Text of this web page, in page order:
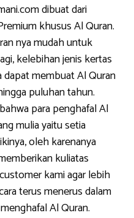
dibuat dari
khusus Al Quran.
nya mudah untuk
kelebihan jenis kertas
dapat membuat Al Quran
puluhan tahun.
para penghafal Al
mulia yaitu setia
oleh karenanya
kuliatas
kami agar lebih
terus menerus dalam
Al Quran.